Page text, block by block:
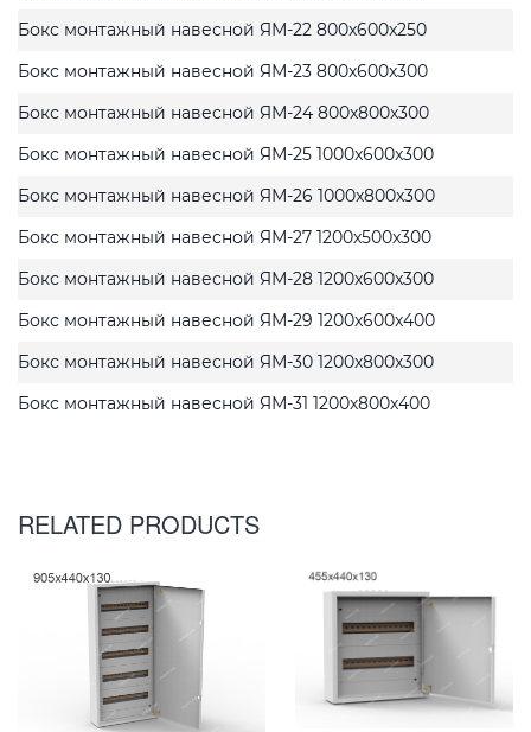
Бокс монтажный навесной ЯМ-22 800x600x250
Бокс монтажный навесной ЯМ-23 800x600x300
Бокс монтажный навесной ЯМ-24 800x800x300
Бокс монтажный навесной ЯМ-25 1000x600x300
Бокс монтажный навесной ЯМ-26 1000x800x300
Бокс монтажный навесной ЯМ-27 1200x500x300
Бокс монтажный навесной ЯМ-28 1200x600x300
Бокс монтажный навесной ЯМ-29 1200x600x400
Бокс монтажный навесной ЯМ-30 1200x800x300
Бокс монтажный навесной ЯМ-31 1200x800x400
RELATED PRODUCTS